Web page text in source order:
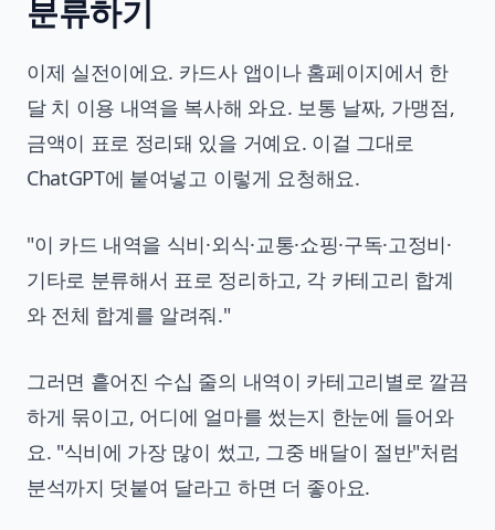
분류하기
이제 실전이에요. 카드사 앱이나 홈페이지에서 한
달 치 이용 내역을 복사해 와요. 보통 날짜, 가맹점,
금액이 표로 정리돼 있을 거예요. 이걸 그대로
ChatGPT에 붙여넣고 이렇게 요청해요.
"이 카드 내역을 식비·외식·교통·쇼핑·구독·고정비·
기타로 분류해서 표로 정리하고, 각 카테고리 합계
와 전체 합계를 알려줘."
그러면 흩어진 수십 줄의 내역이 카테고리별로 깔끔
하게 묶이고, 어디에 얼마를 썼는지 한눈에 들어와
요. "식비에 가장 많이 썼고, 그중 배달이 절반"처럼
분석까지 덧붙여 달라고 하면 더 좋아요.